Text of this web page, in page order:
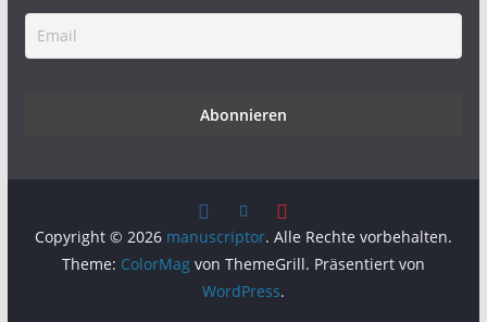
Copyright © 2026 manuscriptor. Alle Rechte vorbehalten.
Theme: ColorMagvon ThemeGrill. Präsentiert von
WordPress.